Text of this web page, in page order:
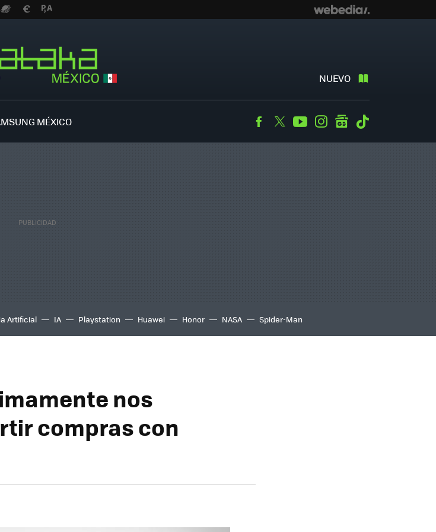
NUEVO
MÉXICO Facebook
TwitterYoutubeInstagramgooglenews
Artificial IA Playstation Huawei Honor NASA Spider-Man
nos
compras con